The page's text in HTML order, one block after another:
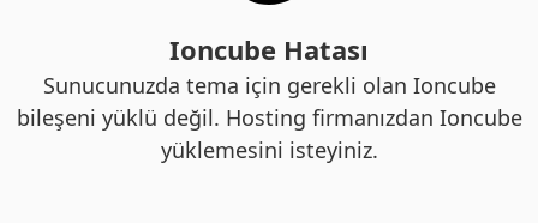
Ioncube Hatası
Sunucunuzda tema için gerekli olan Ioncube
bileşeni yüklü değil. Hosting firmanızdan Ioncube
yüklemesini isteyiniz.